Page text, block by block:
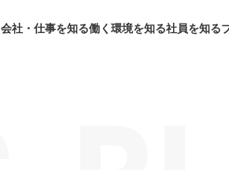
会社・仕事を知る働く環境を知る社員を知る